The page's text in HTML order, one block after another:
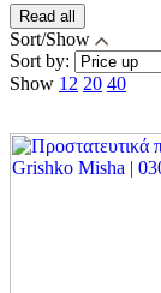
Read all
Sort/Show
Sort by:
Show 12 20 40